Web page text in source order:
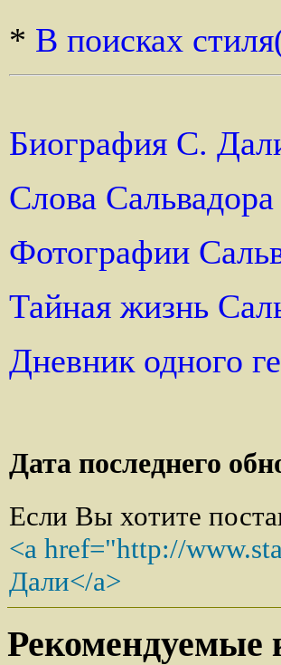
* В поисках
Биография С.
Слова
Фотографии
Тайная жизнь
Дневник одного
Дата последнего
Если Вы хотите
<a href="http://
Дали</a>
Рекомендуемые